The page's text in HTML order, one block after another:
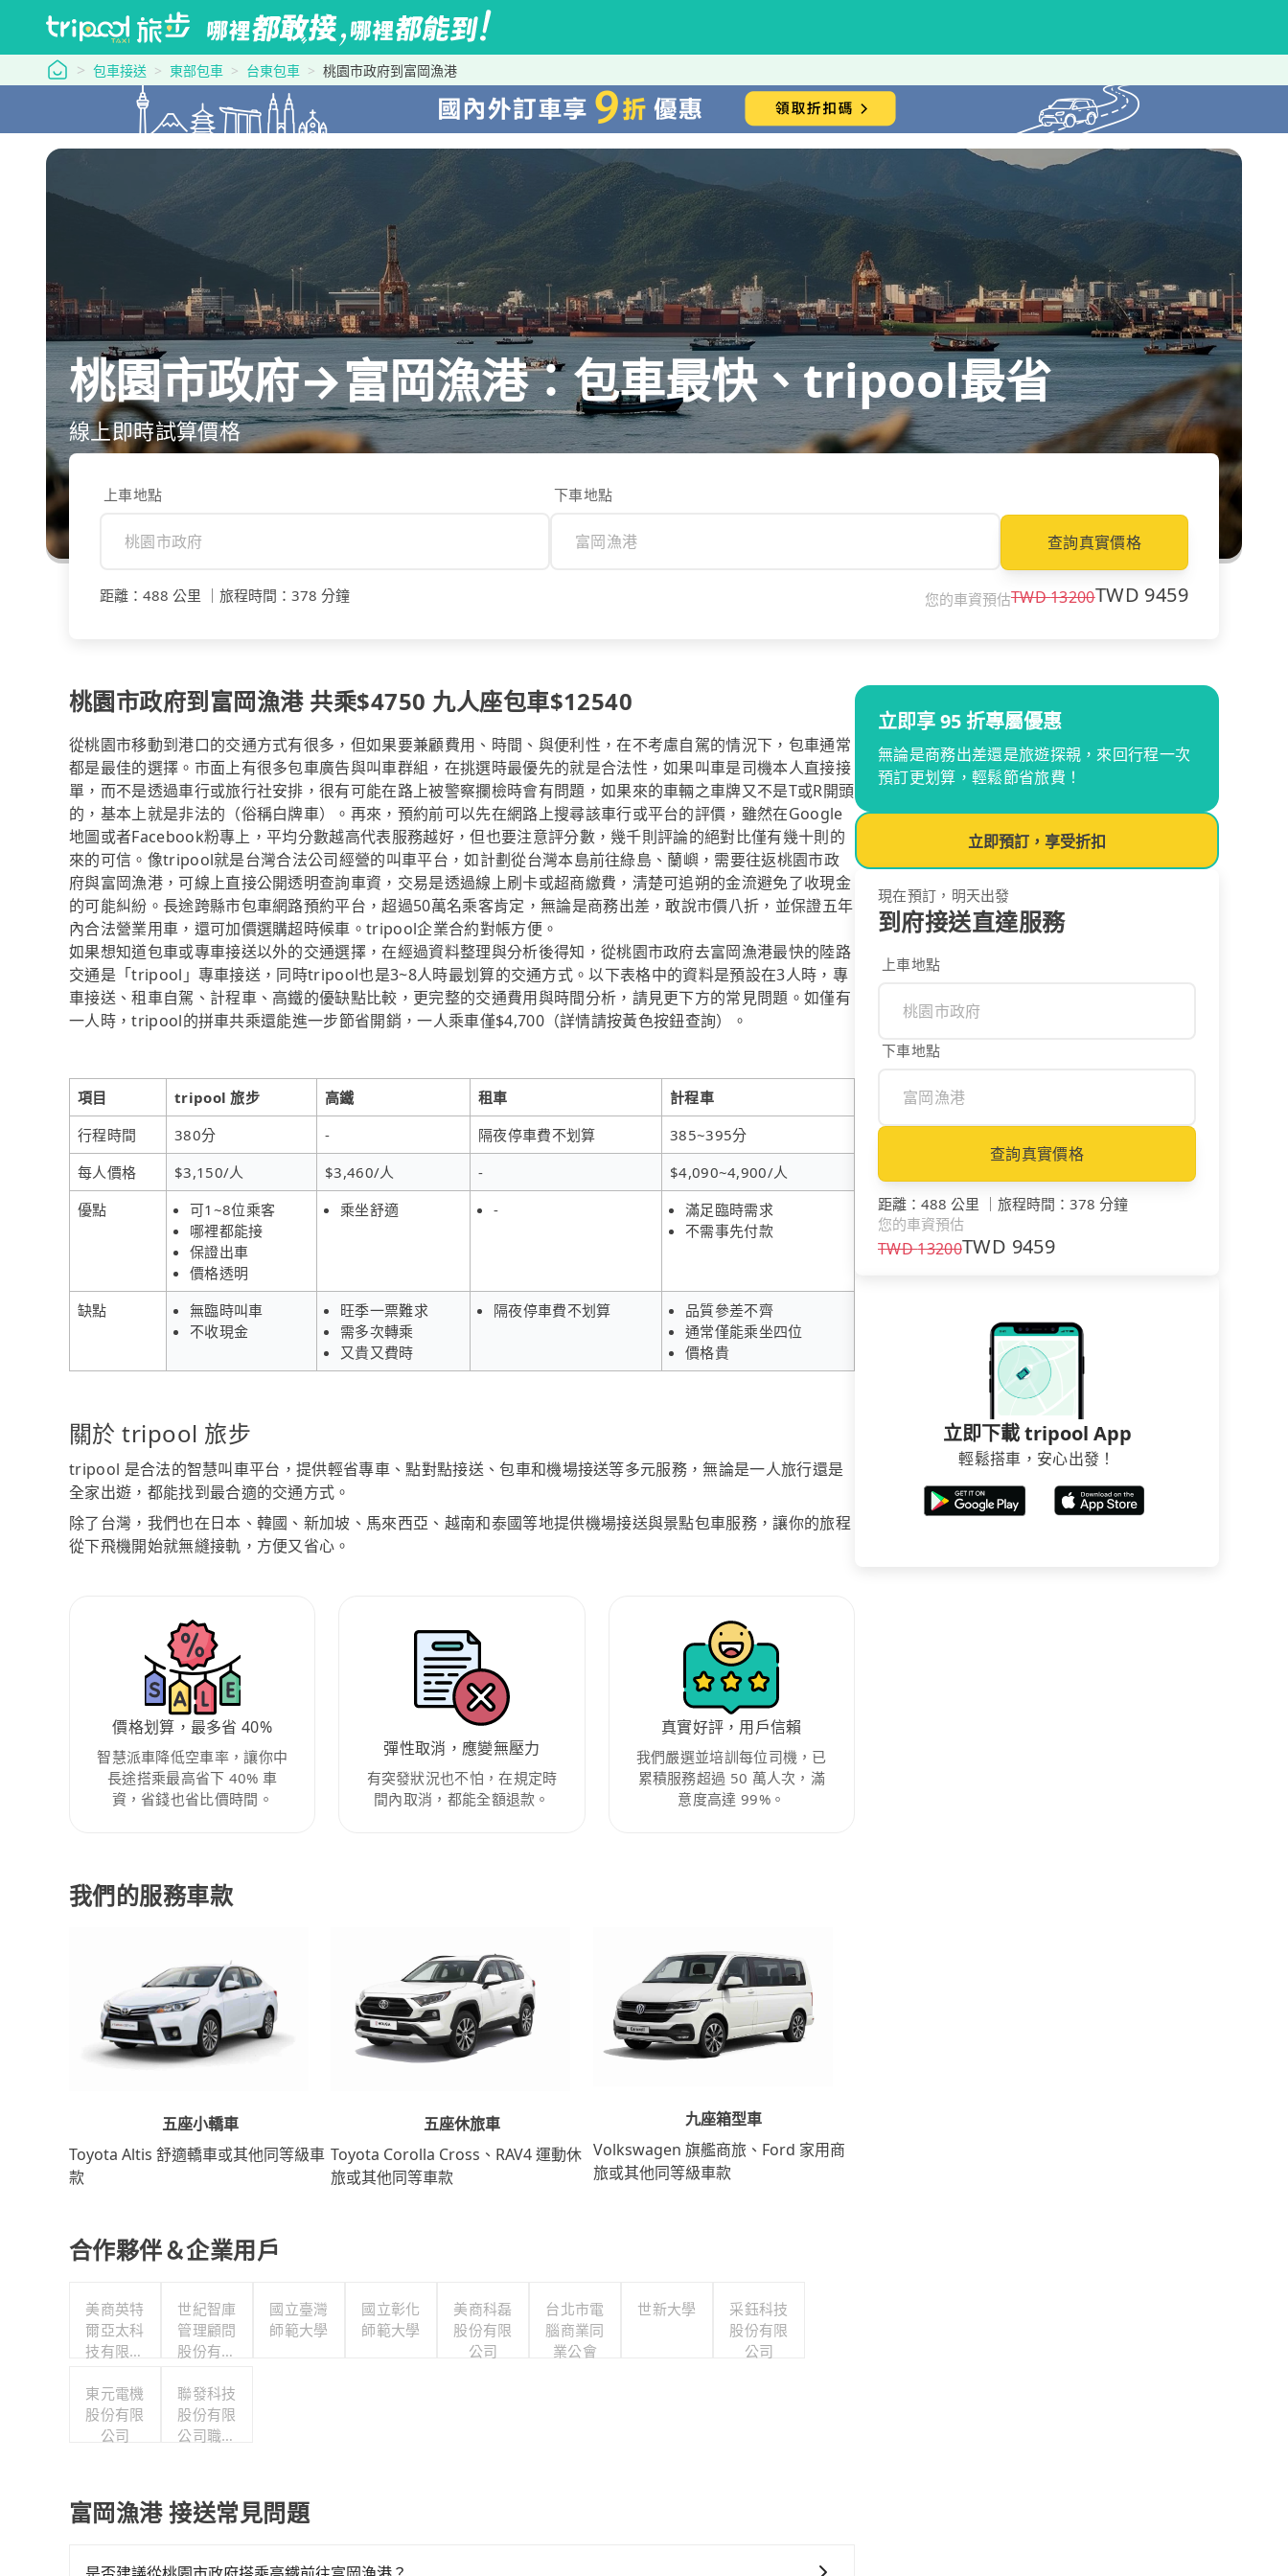
tripool 旅步
包車接送 東部包車 台東包車 桃園市政府到富岡漁港
桃園市政府→富岡漁港：包車最快、tripool最省
線上即時試算價格
上車地點 下車地點
查詢真實價格
距離 ： 488 公里 旅程時間 ： 378 分鐘 您的車資預估TWD13200TWD 9459
桃園市政府到富岡漁港 共乘$4750 九人座包車$12540
從桃園市移動到港口的交通方式有很多，但如果要兼顧費用、時間、與便利性，在不考慮自駕的情況下，包車通常
都是最佳的選擇。市面上有很多包車廣告與叫車群組，在挑選時最優先的就是合法性，如果叫車是司機本人直接接
單，而不是透過車行或旅行社安排，很有可能在路上被警察攔檢時會有問題，如果來的車輛之車牌又不是T或R開頭
的，基本上就是非法的（俗稱白牌車）。再來，預約前可以先在網路上搜尋該車行或平台的評價，雖然在Google
地圖或者Facebook粉專上，平均分數越高代表服務越好，但也要注意評分數，幾千則評論的絕對比僅有幾十則的
來的可信。像tripool就是台灣合法公司經營的叫車平台，如計劃從台灣本島前往綠島、蘭嶼，需要往返桃園市政
府與富岡漁港，可線上直接公開透明查詢車資，交易是透過線上刷卡或超商繳費，清楚可追朔的金流避免了收現金
的可能糾紛。長途跨縣市包車網路預約平台，超過50萬名乘客肯定，無論是商務出差，敢說市價八折，並保證五年
內合法營業用車，還可加價選購超時候車。tripool企業合約對帳方便。
如果想知道包車或專車接送以外的交通選擇，在經過資料整理與分析後得知，從桃園市政府去富岡漁港最快的陸路
交通是「tripool」專車接送，同時tripool也是3~8人時最划算的交通方式。以下表格中的資料是預設在3人時，專
車接送、租車自駕、計程車、高鐵的優缺點比較，更完整的交通費用與時間分析，請見更下方的常見問題。如僅有
一人時，tripool的拼車共乘還能進一步節省開銷，一人乘車僅$4,700（詳情請按黃色按鈕查詢）。
項目 tripool 旅步 高鐵 租車
計程車
行程時間
380分 - 隔夜停車費不划算
385~395分
每人價格
$3,150/人 $3,460/人 -
$4,090~4,900/人
優點
可1~8位乘客
哪裡都能接
保證出車
價格透明
乘坐舒適 -
滿足臨時需求
不需事先付款
缺點
無臨時叫車
不收現金
旺季一票難求
需多次轉乘
又貴又費時
隔夜停車費不划算
品質參差不齊
通常僅能乘坐四位
價格貴
關於 tripool 旅步
tripool 是合法的智慧叫車平台，提供輕省專車、點對點接送、包車和機場接送等多元服務，無論是一人旅行還是
全家出遊，都能找到最合適的交通方式。
除了台灣，我們也在日本、韓國、新加坡、馬來西亞、越南和泰國等地提供機場接送與景點包車服務，讓你的旅程
從下飛機開始就無縫接軌，方便又省心。
價格划算，最多省 40%
智慧派車降低空車率，讓你中
長途搭乘最高省下 40% 車
資，省錢也省比價時間。
彈性取消，應變無壓力
有突發狀況也不怕，在規定時
間內取消，都能全額退款。
真實好評，用戶信賴
我們嚴選並培訓每位司機，已
累積服務超過 50 萬人次，滿
意度高達 99%。
我們的服務車款
五座小轎車
Toyota Altis 舒適轎車或其他同等級車
款
五座休旅車
Toyota Corolla Cross、RAV4 運動休
旅或其他同等車款
九座箱型車
Volkswagen 旗艦商旅、Ford 家用商
旅或其他同等級車款
合作夥伴＆企業用戶
美商英特
爾亞太科
技有限公
世紀智庫
管理顧問
股份有限
國立臺灣
師範大學
國立彰化
師範大學
美商科磊
股份有限
公司
台北市電
腦商業同
業公會
世新大學
采鈺科技
股份有限
公司
東元電機
股份有限
公司
聯發科技
股份有限
公司職工
富岡漁港 接送常見問題
立即享 95 折專屬優惠
無論是商務出差還是旅遊探親，來回行程一次
預訂更划算，輕鬆節省旅費！
立即預訂，享受折扣
現在預訂，明天出發
到府接送直達服務
上車地點
下車地點
查詢真實價格
距離 ： 488 公里 ｜ 旅程時間 ： 378 分鐘
您的車資預估
TWD13200TWD 9459
立即下載 tripool App
輕鬆搭車，安心出發！